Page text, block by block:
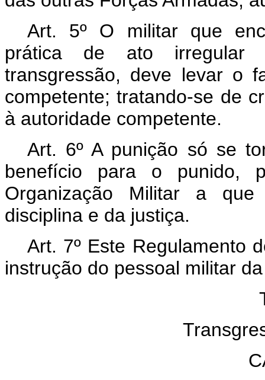
Art. 5º O militar que
prática de ato irregular
transgressão, deve levar o
competente; tratando-se de
à autoridade competente.
Art. 6º A punição só se
benefício para o punido,
Organização Militar a
disciplina e da justiça.
Art. 7º Este Regulamento
instrução do pessoal militar